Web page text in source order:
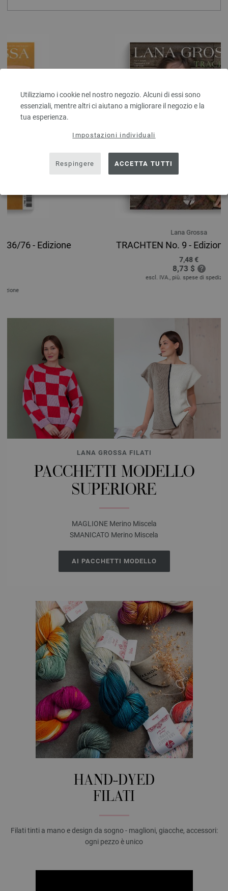
Utilizziamo i cookie nel nostro negozio. Alcuni di essi sono
essenziali, mentre altri ci aiutano a migliorare il negozio e la
tua esperienza.
Impostazioni individuali
Respingere ACCETTA TUTTI
TRACHTEN No. 9 - Edizione tedesca
escl. IVA., più. spese di spedizione
LANA GROSSA FILATI
PACCHETTI MODELLO
SUPERIORE
MAGLIONE Merino Miscela
SMANICATO Merino Miscela
AI PACCHETTI MODELLO
HAND-DYED
FILATI
Filati tinti a mano e design da sogno - maglioni, giacche, accessori:
ogni pezzo è unico